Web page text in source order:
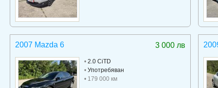
3 000 лв
2007 Mazda 6
• 2.0 CiTD
• Употребяван
• 179 000 км